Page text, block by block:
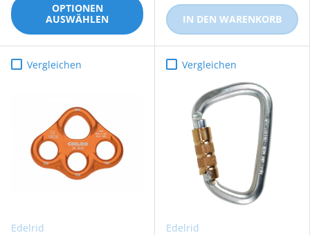
OPTIONEN
AUSWÄHLEN
IN DEN WARENKORB
Vergleichen
Edelrid
Vergleichen
Edelrid